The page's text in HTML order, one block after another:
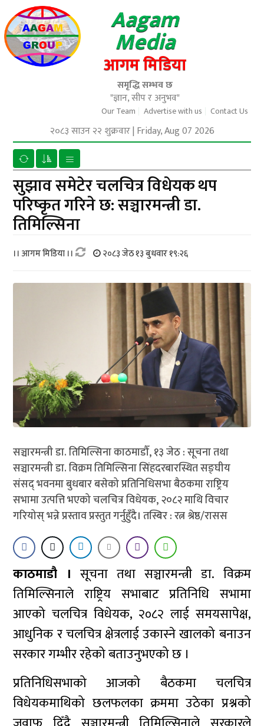
Aagam
Media
आगम मिडिया
समृद्धि सम्भव छ
"ज्ञान, सीप र अनुभव"
Our Team Advertise with us Contact Us
२०८३ साउन २२ शुक्रवार| Friday, Aug 07 2026
सुझाव समेटेर चलचित्र विधेयक थप
परिष्कृत गरिने छ: सञ्चारमन्त्री डा.
तिमिल्सिना
।। आगम मिडिया ।। २०८३ जेठ १३ बुधवार १९:२६
सञ्चारमन्त्री डा. तिमिल्सिना काठमाडौँ, १३ जेठ : सूचना तथा
सञ्चारमन्त्री डा. विक्रम तिमिल्सिना सिंहदरबारस्थित सङ्घीय
संसद् भवनमा बुधबार बसेको प्रतिनिधिसभा बैठकमा राष्ट्रिय
सभामा उत्पत्ति भएको चलचित्र विधेयक, २०८२ माथि विचार
गरियोस् भन्ने प्रस्ताव प्रस्तुत गर्नुहुँदै। तस्बिर : रत्न श्रेष्ठ/रासस
काठमाडौ । सूचना तथा सञ्चारमन्त्री डा. विक्रम
तिमिल्सिनाले राष्ट्रिय सभाबाट प्रतिनिधि सभामा
आएको चलचित्र विधेयक, २०८२ लाई समयसापेक्ष,
आधुनिक र चलचित्र क्षेत्रलाई उकास्ने खालको बनाउन
सरकार गम्भीर रहेको बताउनुभएको छ ।
प्रतिनिधिसभाको आजको बैठकमा चलचित्र
विधेयकमाथिको छलफलका क्रममा उठेका प्रश्नको